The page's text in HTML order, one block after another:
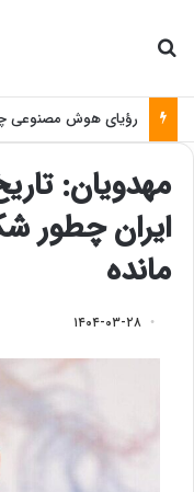
رؤیای هوش مصنوعی
مهدویان:
ایران چطور
مانده
۱۴۰۴-۰۳-۲۸